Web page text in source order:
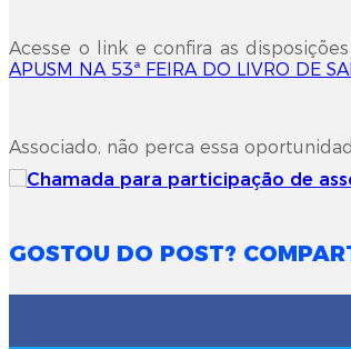
Acesse o link e confira as
APUSM NA 53ª FEIRA DO LIVRO DE
Associado, não perca essa
GOSTOU DO POST?